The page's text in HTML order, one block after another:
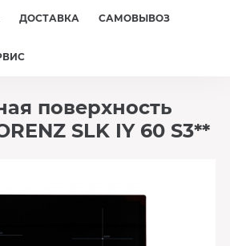
ДОСТАВКА САМОВЫВОЗ
поверхность
SLK IY 60 S3**